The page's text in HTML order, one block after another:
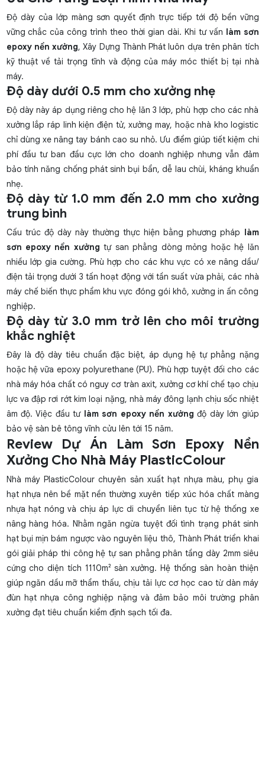
Độ dày của lớp màng sơn quyết định trực tiếp tới độ bền vững
vững chắc của công trình theo thời gian dài. Khi tư vấn làm sơn
epoxy nền xưởng, Xây Dựng Thành Phát luôn dựa trên phân tích
kỹ thuật về tải trọng tĩnh và động của máy móc thiết bị tại nhà
máy.
Độ dày dưới 0.5 mm cho xưởng nhẹ
Độ dày này áp dụng riêng cho hệ lăn 3 lớp, phù hợp cho các nhà
xưởng lắp ráp linh kiện điện tử, xưởng may, hoặc nhà kho logistic
chỉ dùng xe nâng tay bánh cao su nhỏ. Ưu điểm giúp tiết kiệm chi
phí đầu tư ban đầu cực lớn cho doanh nghiệp nhưng vẫn đảm
bảo tính năng chống phát sinh bụi bẩn, dễ lau chùi, kháng khuẩn
nhẹ.
Độ dày từ 1.0 mm đến 2.0 mm cho xưởng
trung bình
Cấu trúc độ dày này thường thực hiện bằng phương pháp làm
sơn epoxy nền xưởng tự san phẳng dòng mỏng hoặc hệ lăn
nhiều lớp gia cường. Phù hợp cho các khu vực có xe nâng dầu/
điện tải trọng dưới 3 tấn hoạt động với tần suất vừa phải, các nhà
máy chế biến thực phẩm khu vực đóng gói khô, xưởng in ấn công
nghiệp.
Độ dày từ 3.0 mm trở lên cho môi trường
khắc nghiệt
Đây là độ dày tiêu chuẩn đặc biệt, áp dụng hệ tự phẳng nặng
hoặc hệ vữa epoxy polyurethane (PU). Phù hợp tuyệt đối cho các
nhà máy hóa chất có nguy cơ tràn axit, xưởng cơ khí chế tạo chịu
lực va đập rơi rớt kim loại nặng, nhà máy đông lạnh chịu sốc nhiệt
âm độ. Việc đầu tư làm sơn epoxy nền xưởng độ dày lớn giúp
bảo vệ sàn bê tông vĩnh cửu lên tới 15 năm.
Review Dự Án Làm Sơn Epoxy Nền
Xưởng Cho Nhà Máy PlasticColour
Nhà máy PlasticColour chuyên sản xuất hạt nhựa màu, phụ gia
hạt nhựa nên bề mặt nền thường xuyên tiếp xúc hóa chất màng
nhựa hạt nóng và chịu áp lực di chuyển liên tục từ hệ thống xe
nâng hàng hóa. Nhằm ngăn ngừa tuyệt đối tình trạng phát sinh
hạt bụi mịn bám ngược vào nguyên liệu thô, Thành Phát triển khai
gói giải pháp thi công hệ tự san phẳng phân tầng dày 2mm siêu
cứng cho diện tích 1110m² sàn xưởng. Hệ thống sàn hoàn thiện
giúp ngăn dầu mỡ thẩm thấu, chịu tải lực cơ học cao từ dàn máy
đùn hạt nhựa công nghiệp nặng và đảm bảo môi trường phân
xưởng đạt tiêu chuẩn kiểm định sạch tối đa.